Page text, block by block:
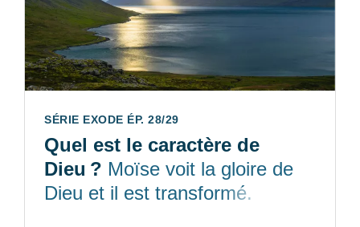
SÉRIE EXODE ÉP. 28/29
Quel est le caractère de
Dieu ? Moïse voit la gloire de
Dieu et il est transformé.